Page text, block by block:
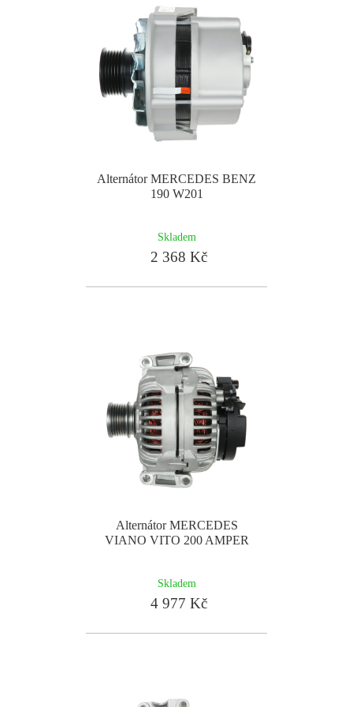
Alternátor MERCEDES BENZ
190 W201
Skladem
2 368 Kč
Alternátor MERCEDES
VIANO VITO 200 AMPER
Skladem
4 977 Kč